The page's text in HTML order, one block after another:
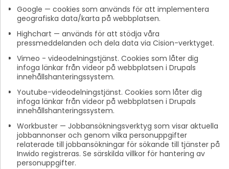
Google — cookies som används för att implementera
geografiska data/karta på webbplatsen.
Highchart — används för att stödja våra
pressmeddelanden och dela data via Cision-verktyget.
Vimeo - videodelningstjänst. Cookies som låter dig
infoga länkar från videor på webbplatsen i Drupals
innehållshanteringssystem.
Youtube-videodelningstjänst. Cookies som låter dig
infoga länkar från videor på webbplatsen i Drupals
innehållshanteringssystem.
Workbuster — Jobbansökningsverktyg som visar aktuella
jobbannonser och genom vilka personuppgifter
relaterade till jobbansökningar för sökande till tjänster på
Inwido registreras. Se särskilda villkor för hantering av
personuppgifter.